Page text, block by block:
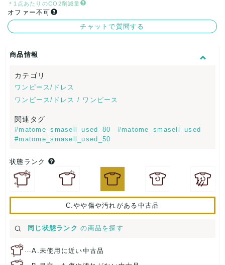
＊1点あたりのCO2削減量
オファー不可
チャットで質問する
商品情報
カテゴリ
ワンピース/ドレス
ワンピース/ドレス / ワンピース
関連タグ
#matome_smasell_used_80
#matome_smasell_used
#matome_smasell_used_50
状態ランク
C.やや傷や汚れがある中古品
同じ状態ランク の商品を探す
…A.未使用に近い中古品